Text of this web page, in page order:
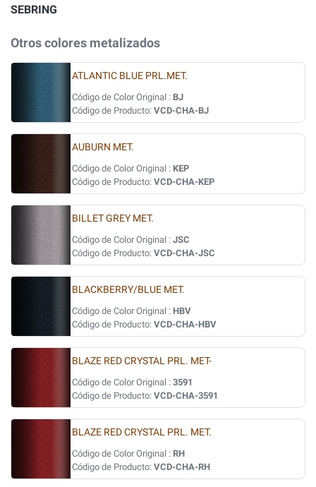
SEBRING
Otros colores metalizados
ATLANTIC BLUE PRL.MET.
Código de Color Original : BJ
Código de Producto: VCD-CHA-BJ
AUBURN MET.
Código de Color Original : KEP
Código de Producto: VCD-CHA-KEP
BILLET GREY MET.
Código de Color Original : JSC
Código de Producto: VCD-CHA-JSC
BLACKBERRY/BLUE MET.
Código de Color Original : HBV
Código de Producto: VCD-CHA-HBV
BLAZE RED CRYSTAL PRL. MET-
Código de Color Original : 3591
Código de Producto: VCD-CHA-3591
BLAZE RED CRYSTAL PRL. MET.
Código de Color Original : RH
Código de Producto: VCD-CHA-RH